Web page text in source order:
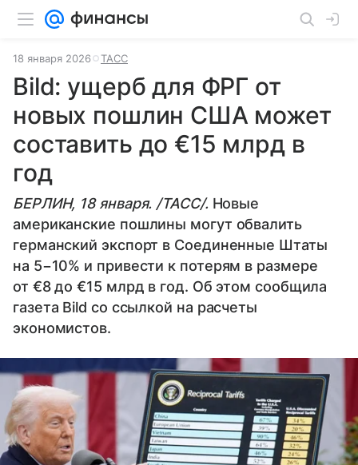
18 января 2026 ТАСС
Bild: ущерб для ФРГ от
новых пошлин США может
составить до €15 млрд в
год
БЕРЛИН, 18 января. /ТАСС/. Новые
американские пошлины могут обвалить
германский экспорт в Соединенные Штаты
на 5−10% и привести к потерям в размере
от €8 до €15 млрд в год. Об этом сообщила
газета Bild со ссылкой на расчеты
экономистов.